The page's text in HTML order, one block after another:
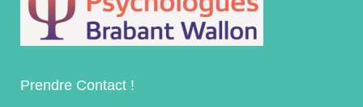
Prendre Contact !